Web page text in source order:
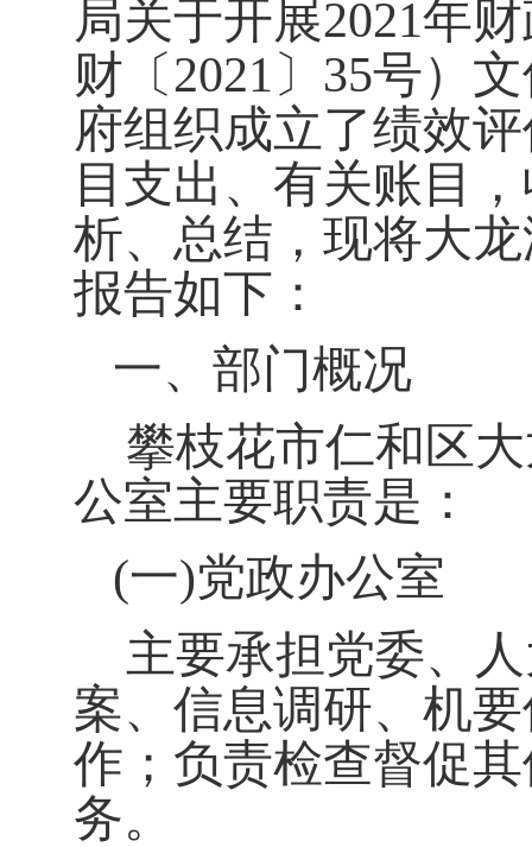
局关于开展2021年
财〔2021 〕 35号）
府组织成立了绩效
目支出、有关账目
析、总结，现将大
报告如下：
一、部门概况
攀枝花市仁和区
公室主要职责是：
(一)党政办公室
主要承担党委、
案、信息调研、机
作；负责检查督促
务。